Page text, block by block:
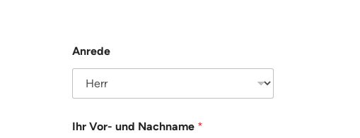
Anrede
Ihr Vor- und Nachname *